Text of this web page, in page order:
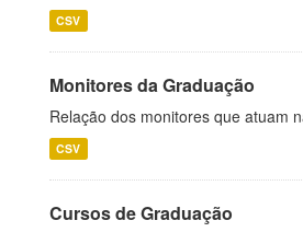
CSV
Monitores da Graduação
Relação dos monitores que atuam
CSV
Cursos de Graduação